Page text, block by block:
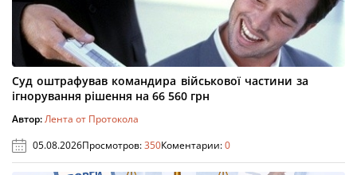
Суд оштрафував командира військової частини за
ігнорування рішення на 66 560 грн
Автор:Лента от Протокола
05.08.2026Просмотров:350Коментарии:0